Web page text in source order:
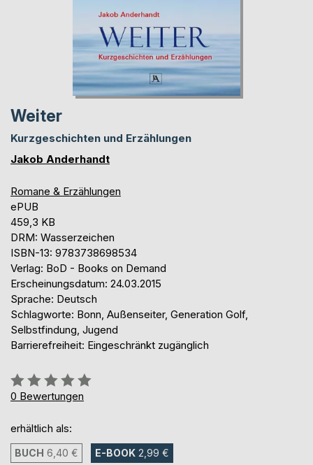
Weiter
Kurzgeschichten und Erzählungen
Jakob Anderhandt
Romane & Erzählungen
ePUB
459,3 KB
DRM: Wasserzeichen
ISBN-13: 9783738698534
Verlag: BoD - Books on Demand
Erscheinungsdatum: 24.03.2015
Sprache: Deutsch
Schlagworte: Bonn, Außenseiter, Generation Golf,
Selbstfindung, Jugend
Barrierefreiheit: Eingeschränkt zugänglich
Bewertung::
0%
0 Bewertungen
erhältlich als:
BUCH 6,40 € E-BOOK 2,99 €